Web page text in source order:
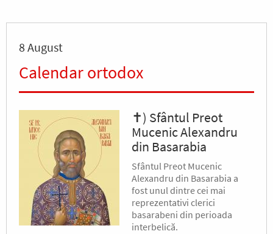
8 August
Calendar ortodox
✝) Sfântul Preot
Mucenic Alexandru
din Basarabia
Sfântul Preot Mucenic
Alexandru din Basarabia a
fost unul dintre cei mai
reprezentativi clerici
basarabeni din perioada
interbelică.